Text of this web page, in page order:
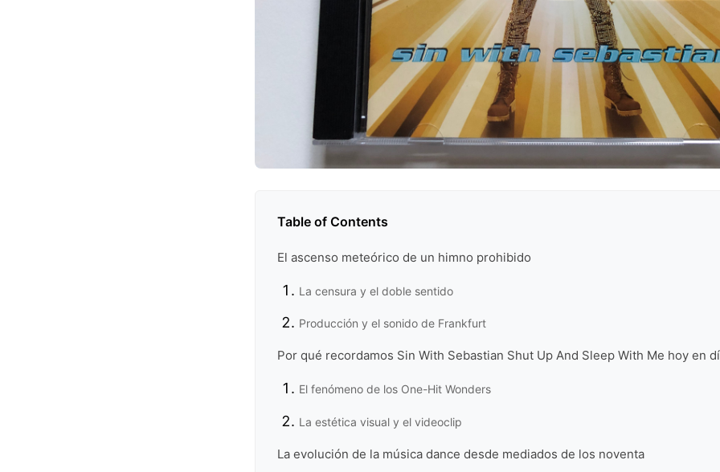
Table of Contents
El ascenso meteórico de un himno prohibido
La censura y el doble sentido
Producción y el sonido de Frankfurt
Por qué recordamos Sin With Sebastian Shut Up And Sleep With Me hoy en
El fenómeno de los One-Hit Wonders
La estética visual y el videoclip
La evolución de la música dance desde mediados de los noventa